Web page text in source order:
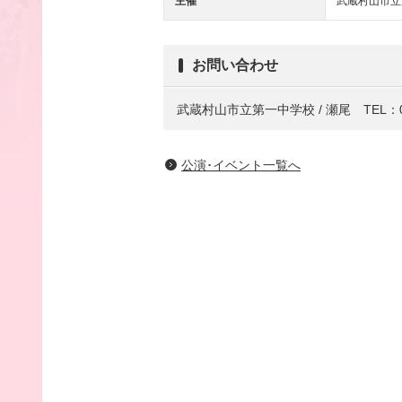
お問い合わせ
武蔵村山市立第一中学校 / 瀬尾 TEL
公演･イベント一覧へ